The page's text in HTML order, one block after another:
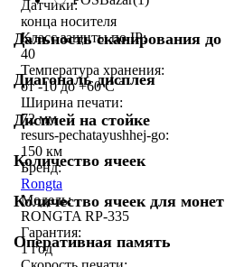
Дальность сканирования до
Диагональ дисплея
Дисплей на стойке
Количество ячеек
Количество ячеек для монет
Оперативная память
Датчики:
конца носителя
Класс защиты по IP:
40
Температура хранения:
от -10 до +60 С °
Ширина печати:
72 мм
resurs-pechatayushhej-go:
150 км
Бренд:
Rongta
Модель:
RONGTA RP-335
Гарантия:
1 год